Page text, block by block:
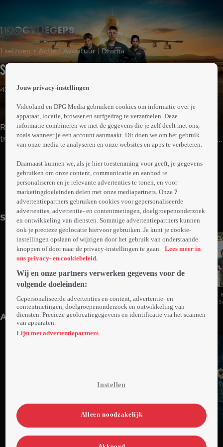
page
1 seizoen • Actie | Avontuur | Drama
Suicide Watch
43min
Rutger, Guus en Laila beginnen aan een loodzware
training om gevechtspiloot te worden bij de Koninklijke
Luchtmacht. Tijdens hun reis naar volwassenheid delen
ze kameraadschap, liefde, verdriet, vreugde en angst. En
dat alles onder dreiging van een geopolitiek conflict met
Rusland en een gevaarlijke missie in het Midden-Oosten.
Meer
info
Seizoen 1
43min
44min
3.
Anderen kijken ook
programma
programma
Jouw privacy-instellingen
Videoland en DPG Media gebruiken cookies om informatie over je
apparaat, locatie, browser en surfgedrag te verzamelen. Deze
informatie combineren we met de gegevens die je zelf deelt met ons,
zoals wanneer je een account aanmaakt. Dit doen we om het gebruik
van onze media te analyseren en onze websites en apps te verbeteren.
Daarnaast kunnen we, als je hier toestemming voor geeft, je gegevens
gebruiken om onze content, communicatie en aanbod te
personaliseren en je relevante advertenties te tonen, en voor
marketingdoeleinden delen met onze mediapartners. Onze7
advertentiepartners gebruiken cookies voor gepersonaliseerde
advertenties, advertentie- en contentmetingen, doelgroepenonderzoek
en ontwikkeling van diensten. Sommige advertentiepartners kunnen
ook je precieze geolocatie hiervoor gebruiken. Je kunt je cookie-
instellingen opslaan of wijzigen door het gebruik van onderstaande
knoppen of door naar de privacy-instellingen te gaan.
Lees meer in
ons privacy- en cookiebeleid.
Wij en onze partners verwerken gegevens voor de
volgende doeleinden:
Gepersonaliseerde advertenties en content, advertentie- en
contentmetingen, doelgroepenonderzoek en ontwikkeling van
diensten. Precieze geolocatiegegevens en identificatie via het scannen
van apparaten.
Lijst met advertentiepartners
Instellen
Alleen noodzakelijk